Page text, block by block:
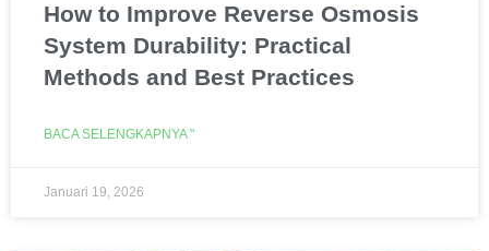
How to Improve Reverse Osmosis
System Durability: Practical
Methods and Best Practices
BACA SELENGKAPNYA "
Januari 19, 2026